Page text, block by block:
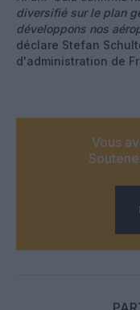
diversifié sur le plan
développons nos
déclare Stefan
d'administration de
Vous